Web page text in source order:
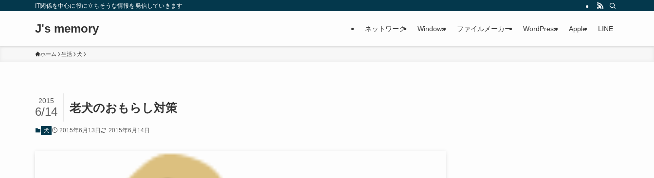
IT関係を中心に役に立ちそうな情報を発信していきます
J's memory ネットワーク Windows ファイルメーカー WordPress Apple LINE
ホーム 生活 犬
老犬のおもらし対策
2015
6/14
犬 2015年6月13日 2015年6月14日